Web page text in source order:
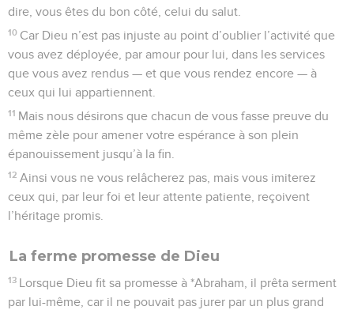
dire, vous êtes du bon côté, celui du salut.
10 Car Dieu n’est pas injuste au point d’oublier l’activité que
vous avez déployée, par amour pour lui, dans les services
que vous avez rendus — et que vous rendez encore — à
ceux qui lui appartiennent.
11 Mais nous désirons que chacun de vous fasse preuve du
même zèle pour amener votre espérance à son plein
épanouissement jusqu’à la fin.
12 Ainsi vous ne vous relâcherez pas, mais vous imiterez
ceux qui, par leur foi et leur attente patiente, reçoivent
l’héritage promis.
La ferme promesse de Dieu
13 Lorsque Dieu fit sa promesse à *Abraham, il prêta serment
par lui-même, car il ne pouvait pas jurer par un plus grand